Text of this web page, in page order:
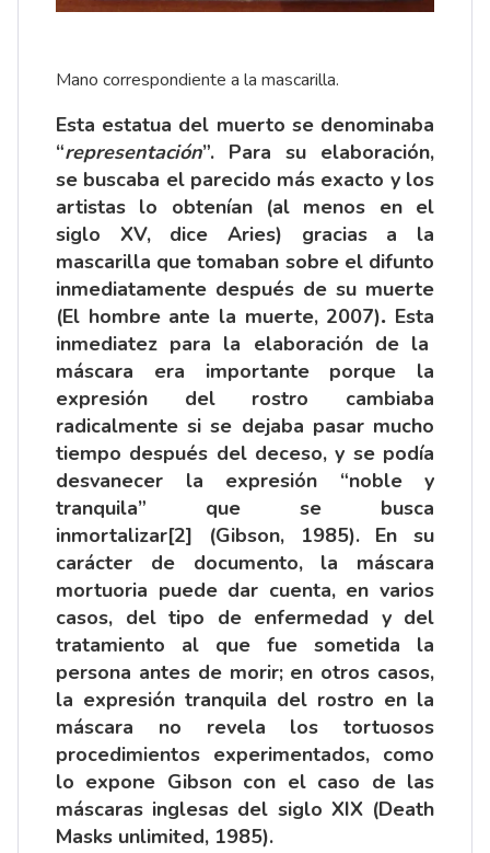
Mano correspondiente a la mascarilla.
Esta estatua del muerto se denominaba
“representación”. Para su elaboración,
se buscaba el parecido más exacto y los
artistas lo obtenían (al menos en el
siglo XV, dice Aries) gracias a la
mascarilla que tomaban sobre el difunto
inmediatamente después de su muerte
(El hombre ante la muerte, 2007). Esta
inmediatez para la elaboración de la
máscara era importante porque la
expresión del rostro cambiaba
radicalmente si se dejaba pasar mucho
tiempo después del deceso, y se podía
desvanecer la expresión “noble y
tranquila” que se busca
inmortalizar[2] (Gibson, 1985). En su
carácter de documento, la máscara
mortuoria puede dar cuenta, en varios
casos, del tipo de enfermedad y del
tratamiento al que fue sometida la
persona antes de morir; en otros casos,
la expresión tranquila del rostro en la
máscara no revela los tortuosos
procedimientos experimentados, como
lo expone Gibson con el caso de las
máscaras inglesas del siglo XIX (Death
Masks unlimited, 1985).